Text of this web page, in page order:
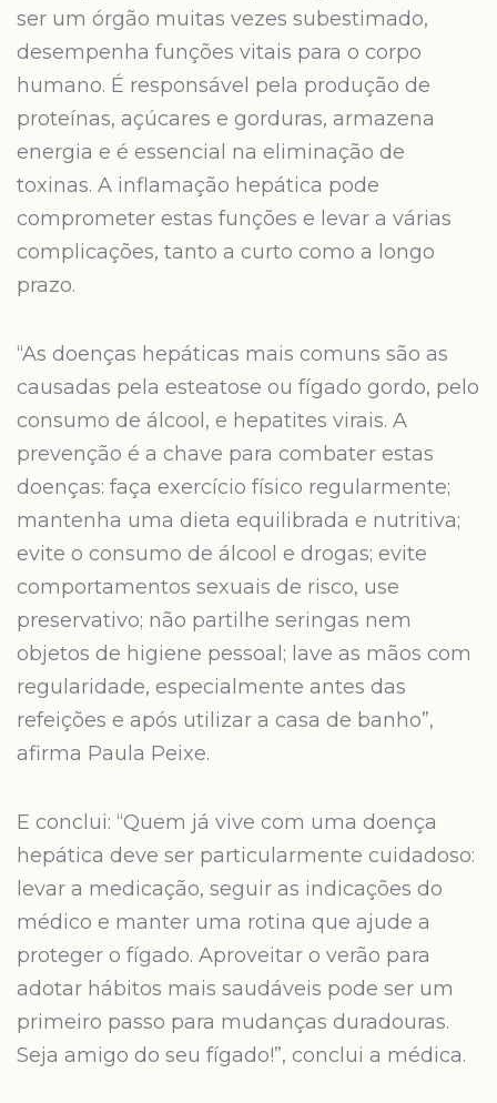
ser um órgão muitas vezes subestimado,
desempenha funções vitais para o corpo
humano. É responsável pela produção de
proteínas, açúcares e gorduras, armazena
energia e é essencial na eliminação de
toxinas. A inflamação hepática pode
comprometer estas funções e levar a várias
complicações, tanto a curto como a longo
prazo.
“As doenças hepáticas mais comuns são as
causadas pela esteatose ou fígado gordo, pelo
consumo de álcool, e hepatites virais. A
prevenção é a chave para combater estas
doenças: faça exercício físico regularmente;
mantenha uma dieta equilibrada e nutritiva;
evite o consumo de álcool e drogas; evite
comportamentos sexuais de risco, use
preservativo; não partilhe seringas nem
objetos de higiene pessoal; lave as mãos com
regularidade, especialmente antes das
refeições e após utilizar a casa de banho”,
afirma Paula Peixe.
E conclui: “Quem já vive com uma doença
hepática deve ser particularmente cuidadoso:
levar a medicação, seguir as indicações do
médico e manter uma rotina que ajude a
proteger o fígado. Aproveitar o verão para
adotar hábitos mais saudáveis pode ser um
primeiro passo para mudanças duradouras.
Seja amigo do seu fígado!”, conclui a médica.